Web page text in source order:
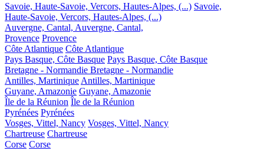
Savoie, Haute-Savoie, Vercors, Hautes-Alpes, (...) Savoie,
Haute-Savoie, Vercors, Hautes-Alpes, (...)
Auvergne, Cantal, Auvergne, Cantal,
Provence Provence
Côte Atlantique Côte Atlantique
Pays Basque, Côte Basque Pays Basque, Côte Basque
Bretagne - Normandie Bretagne - Normandie
Antilles, Martinique Antilles, Martinique
Guyane, Amazonie Guyane, Amazonie
Île de la Réunion Île de la Réunion
Pyrénées Pyrénées
Vosges, Vittel, Nancy Vosges, Vittel, Nancy
Chartreuse Chartreuse
Corse Corse